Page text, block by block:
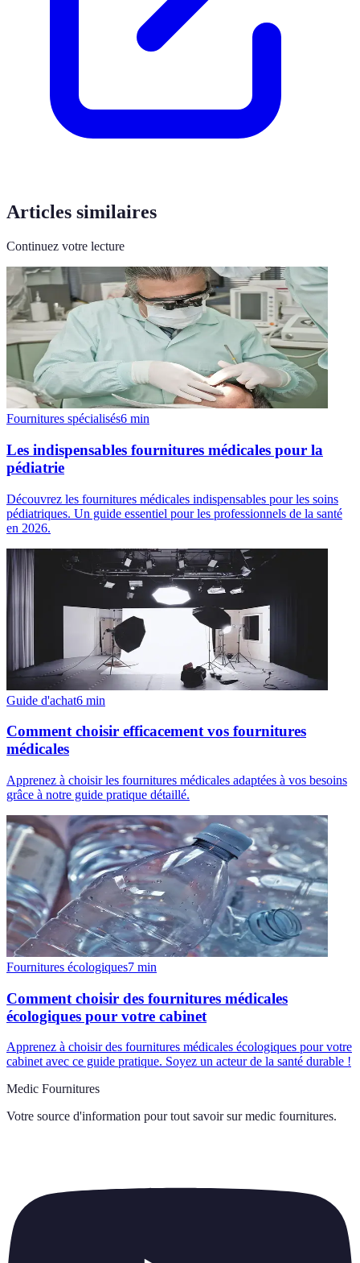
Articles similaires
Continuez votre lecture
Fournitures spécialisés6 min
Les indispensables fournitures médicales pour la
pédiatrie
Découvrez les fournitures médicales indispensables pour les soins
pédiatriques. Un guide essentiel pour les professionnels de la santé
en 2026.
Guide d'achat6 min
Comment choisir efficacement vos fournitures
médicales
Apprenez à choisir les fournitures médicales adaptées à vos besoins
grâce à notre guide pratique détaillé.
Fournitures écologiques7 min
Comment choisir des fournitures médicales
écologiques pour votre cabinet
Apprenez à choisir des fournitures médicales écologiques pour votre
cabinet avec ce guide pratique. Soyez un acteur de la santé durable !
Medic Fournitures
Votre source d'information pour tout savoir sur medic fournitures.